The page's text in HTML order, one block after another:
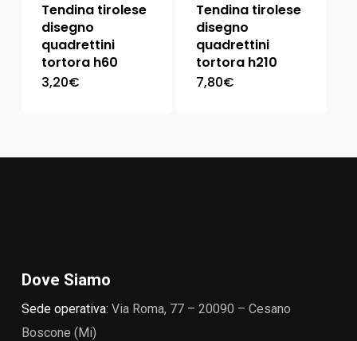
Tendina tirolese
disegno
quadrettini
tortora h60
3,20€
Tendina tirolese
disegno
quadrettini
tortora h210
7,80€
Dove Siamo
Sede operativa: Via Roma, 77 – 20090 – Cesano
Boscone (Mi)